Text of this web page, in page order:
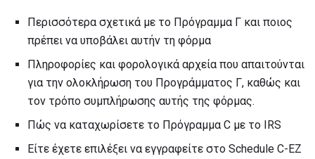
Περισσότερα σχετικά με το Πρόγραμμα Γ και ποιος
πρέπει να υποβάλει αυτήν τη φόρμα
Πληροφορίες και φορολογικά αρχεία που απαιτούνται
για την ολοκλήρωση του Προγράμματος Γ, καθώς και
τον τρόπο συμπλήρωσης αυτής της φόρμας.
Πώς να καταχωρίσετε το Πρόγραμμα C με το IRS
Είτε έχετε επιλέξει να εγγραφείτε στο Schedule C-EZ